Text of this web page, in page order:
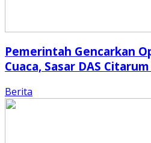
Pemerintah Gencarkan
Cuaca, Sasar DAS
Berita